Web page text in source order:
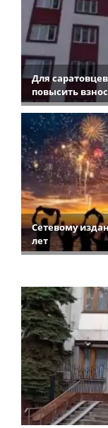
Для
повысить
Сетевому
лет